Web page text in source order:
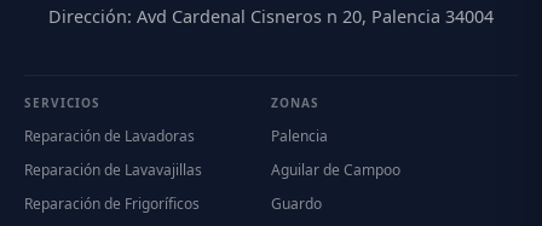
Dirección: Avd Cardenal Cisneros n 20, Palencia 34004
SERVICIOS
Reparación de Lavadoras
Reparación de Lavavajillas
Reparación de Frigoríficos
ZONAS
Palencia
Aguilar de Campoo
Guardo